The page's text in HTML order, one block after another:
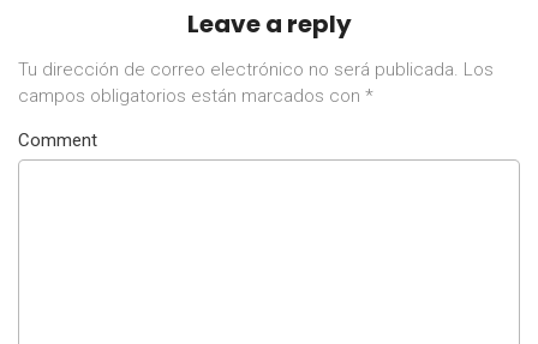
Leave a reply
Tu dirección de correo electrónico no será publicada. Los
campos obligatorios están marcados con *
Comment